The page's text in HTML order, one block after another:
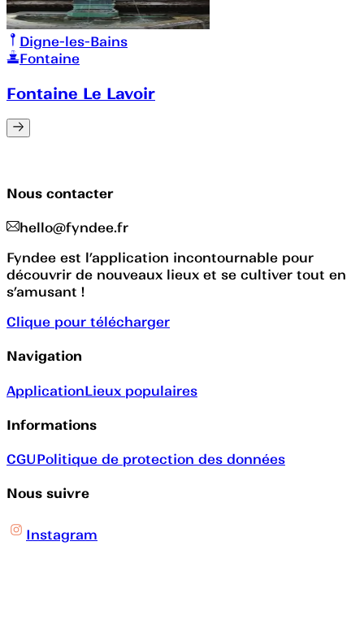
Digne-les-Bains
Fontaine
Fontaine Le Lavoir
Nous contacter
hello@fyndee.fr
Fyndee est l’application incontournable pour
découvrir de nouveaux lieux et se cultiver tout en
s’amusant !
Clique pour télécharger
Navigation
ApplicationLieux populaires
Informations
CGUPolitique de protection des données
Nous suivre
Instagram